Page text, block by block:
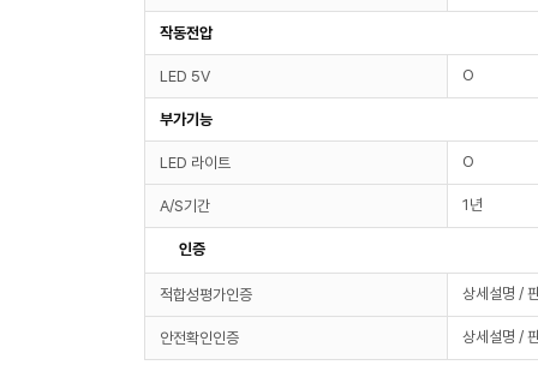
작동전압
LED 5V O
부가기능
LED 라이트 O
A/S기간 1년
인증
적합성평가인증 상세설명 /
안전확인인증 상세설명 /